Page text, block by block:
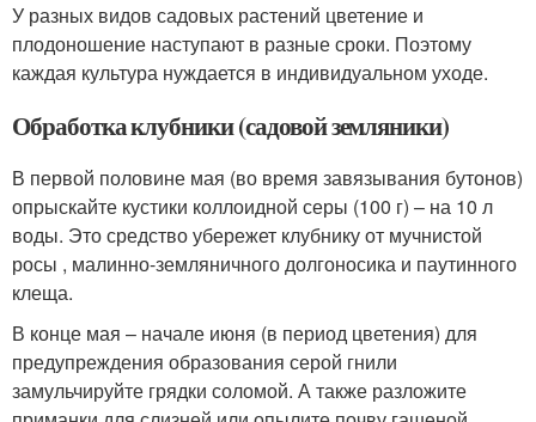
У разных видов садовых растений цветение и
плодоношение наступают в разные сроки. Поэтому
каждая культура нуждается в индивидуальном уходе.
Обработка клубники (садовой земляники)
В первой половине мая (во время завязывания бутонов)
опрыскайте кустики коллоидной серы (100 г) – на 10 л
воды. Это средство убережет клубнику от мучнистой
росы , малинно-земляничного долгоносика и паутинного
клеща.
В конце мая – начале июня (в период цветения) для
предупреждения образования серой гнили
замульчируйте грядки соломой. А также разложите